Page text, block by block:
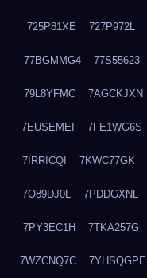
725P81XE 727P972L
77BGMMG4 77S55623
79L8YFMC 7AGCKJXN
7EUSEMEI 7FE1WG6S
7IRRICQI 7KWC77GK
7O89DJ0L 7PDDGXNL
7PY3EC1H 7TKA257G
7WZCNQ7C 7YHSQGPE